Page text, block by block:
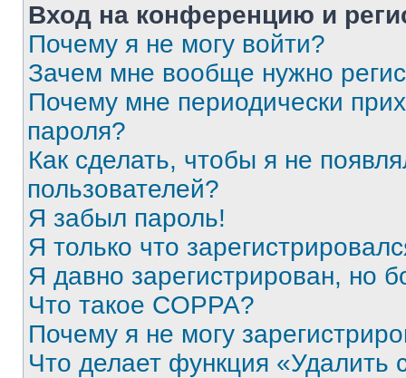
Вход на конференцию и
Почему я не могу войти?
Зачем мне вообще нужно
Почему мне периодически
пароля?
Как сделать, чтобы я не
пользователей?
Я забыл пароль!
Я только что
Я давно зарегистрирован, но
Что такое COPPA?
Почему я не могу
Что делает функция «Удалить